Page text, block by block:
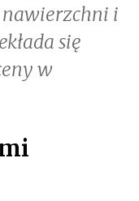
i
się
w